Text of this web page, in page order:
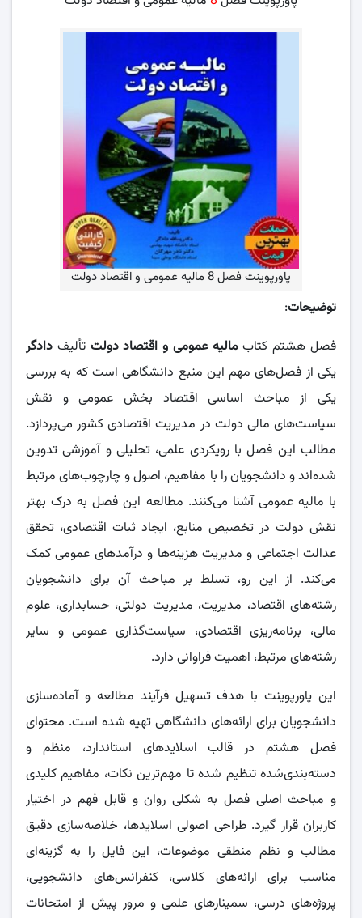
پاورپوینت فصل 8 مالیه عمومی و اقتصاد دولت
توضیحات:
فصل هشتم کتابمالیه عمومی و اقتصاد دولت تألیف دادگر
یکی از فصل‌های مهم این منبع دانشگاهی است که به بررسی
یکی از مباحث اساسی اقتصاد بخش عمومی و نقش
سیاست‌های مالی دولت در مدیریت اقتصادی کشور می‌پردازد.
مطالب این فصل با رویکردی علمی، تحلیلی و آموزشی تدوین
شده‌اند و دانشجویان را با مفاهیم، اصول و چارچوب‌های مرتبط
با مالیه عمومی آشنا می‌کنند. مطالعه این فصل به درک بهتر
نقش دولت در تخصیص منابع، ایجاد ثبات اقتصادی، تحقق
عدالت اجتماعی و مدیریت هزینه‌ها و درآمدهای عمومی کمک
می‌کند. از این رو، تسلط بر مباحث آن برای دانشجویان
رشته‌های اقتصاد، مدیریت، مدیریت دولتی، حسابداری، علوم
مالی، برنامه‌ریزی اقتصادی، سیاست‌گذاری عمومی و سایر
رشته‌های مرتبط، اهمیت فراوانی دارد.
این پاورپوینت با هدف تسهیل فرآیند مطالعه و آماده‌سازی
دانشجویان برای ارائه‌های دانشگاهی تهیه شده است. محتوای
فصل هشتم در قالب اسلایدهای استاندارد، منظم و
دسته‌بندی‌شده تنظیم شده تا مهم‌ترین نکات، مفاهیم کلیدی
و مباحث اصلی فصل به شکلی روان و قابل فهم در اختیار
کاربران قرار گیرد. طراحی اصولی اسلایدها، خلاصه‌سازی دقیق
مطالب و نظم منطقی موضوعات، این فایل را به گزینه‌ای
مناسب برای ارائه‌های کلاسی، کنفرانس‌های دانشجویی،
پروژه‌های درسی، سمینارهای علمی و مرور پیش از امتحانات